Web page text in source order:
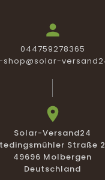

044759278365

Solar-Versand24
Straße
49696 Molbergen
Deutschland